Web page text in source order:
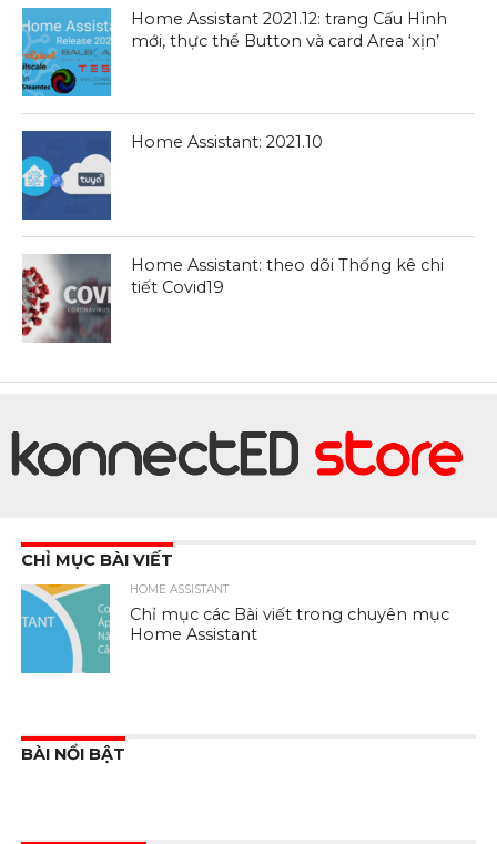
Home Assistant 2021.12: trang Cấu Hình
mới, thực thể Button và card Area ‘xịn’
Home Assistant: 2021.10
Home Assistant: theo dõi Thống kê chi
tiết Covid19
CHỈ MỤC BÀI VIẾT
HOME ASSISTANT
Chỉ mục các Bài viết trong chuyên mục
Home Assistant
BÀI NỔI BẬT